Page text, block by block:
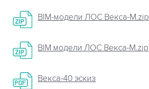
BIM-модели ЛОС Векса-М.zip
BIM модели ЛОС Векса-М.zip
Векса-40 эскиз